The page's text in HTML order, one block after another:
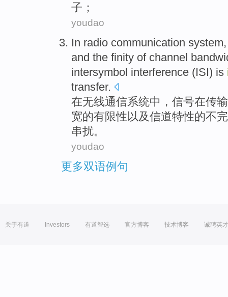
子 ；
youdao
In radio communication system
and the finity of channel
intersymbol interference (ISI) is
transfer.
在无线通信系统中， 信号在传输
宽的有限性以及信道特性的不
串扰。
youdao
更多双语例句
关于有道 Investors 有道智选 官方博客 技术博客 诚聘英才